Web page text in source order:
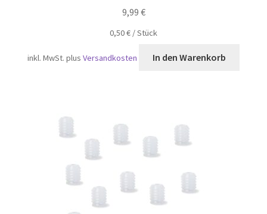
9,99 €
0,50€ /Stück
inkl. MwSt. plusVersandkosten In den Warenkorb